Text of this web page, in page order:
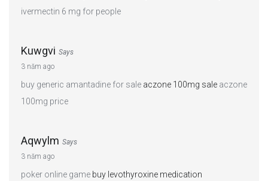
ivermectin 6 mg for people
Kuwgvi Says
3 năm ago
buy generic amantadine for sale aczone 100mg sale aczone
100mg price
Aqwylm Says
3 năm ago
poker online game buy levothyroxine medication